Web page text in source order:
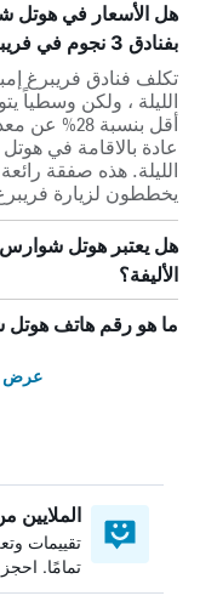
هل الأسعار في هوتل
بفنادق 3 نجوم في فريبرغ إمبريسغاو؟
الليلة ، ولكن وسطياً
أقل بنسبة
يخططون لزيارة
هل يعتبر هوتل شوارس
الأليفة؟
ما هو رقم هاتف هوتل
عرض
الملايين
تقييمات
تمامًا.